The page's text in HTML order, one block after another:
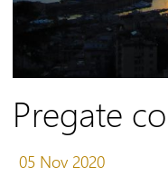
Pregate
05 Nov 2020
Seguici su